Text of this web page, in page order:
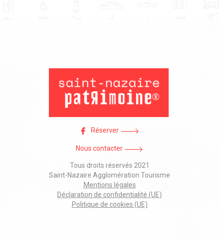
Réserver
Nous contacter
Tous droits réservés 2021
Saint-Nazaire Agglomération Tourisme
Mentions légales
Déclaration de confidentialité (UE)
Politique de cookies (UE)